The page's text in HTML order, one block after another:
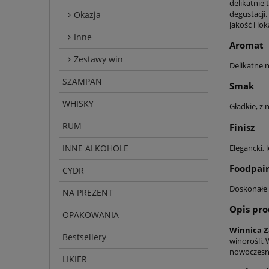
Okazja
Inne
Zestawy win
SZAMPAN
WHISKY
RUM
INNE ALKOHOLE
CYDR
NA PREZENT
OPAKOWANIA
Bestsellery
LIKIER
delikatnie
jakość i
Aromat
Delikatne
Smak
Gładkie,
Finisz
Opis
Winnica
winorośli.